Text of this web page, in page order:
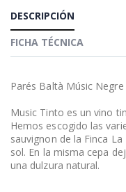
DESCRIPCIÓN
FICHA TÉCNICA
Parés Baltà Músic Negre
Music Tinto es un vino
Hemos escogido las
sauvignon de la Finca
sol. En la misma cepa
una dulzura natural.